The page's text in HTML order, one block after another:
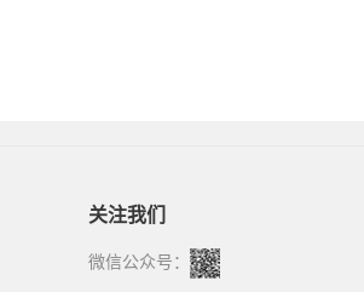
关注我们
微信公众号：